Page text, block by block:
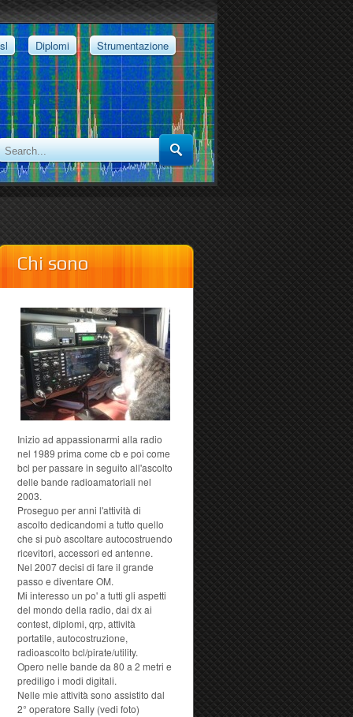
Diplomi Strumentazione
Chi sono
Inizio ad appassionarmi alla radio
nel 1989 prima come cb e poi come
bcl per passare in seguito all'ascolto
delle bande radioamatoriali nel
2003.
Proseguo per anni l'attività di
ascolto dedicandomi a tutto quello
che si può ascoltare autocostruendo
ricevitori, accessori ed antenne.
Nel 2007 decisi di fare il grande
passo e diventare OM.
Mi interesso un po' a tutti gli aspetti
del mondo della radio, dai dx ai
contest, diplomi, qrp, attività
portatile, autocostruzione,
radioascolto bcl/pirate/utility.
Opero nelle bande da 80 a 2 metri e
prediligo i modi digitali.
Nelle mie attività sono assistito dal
2° operatore Sally (vedi foto)